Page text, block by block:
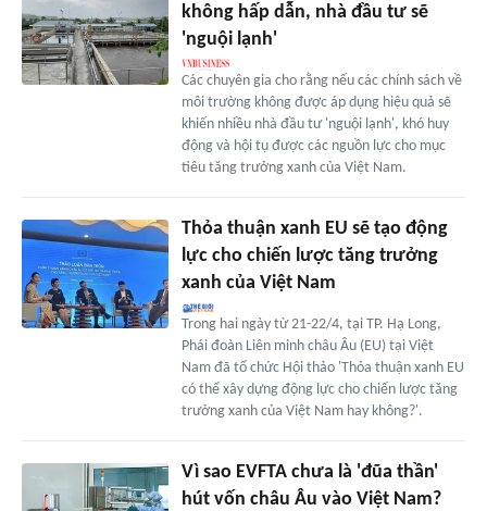
không hấp dẫn, nhà đầu tư sẽ
'nguội lạnh'
Các chuyên gia cho rằng nếu các chính sách về
môi trường không được áp dụng hiệu quả sẽ
khiến nhiều nhà đầu tư 'nguội lạnh', khó huy
động và hội tụ được các nguồn lực cho mục
tiêu tăng trưởng xanh của Việt Nam.
Thỏa thuận xanh EU sẽ tạo động
lực cho chiến lược tăng trưởng
xanh của Việt Nam
Trong hai ngày từ 21-22/4, tại TP. Hạ Long,
Phái đoàn Liên minh châu Âu (EU) tại Việt
Nam đã tổ chức Hội thảo 'Thỏa thuận xanh EU
có thể xây dựng động lực cho chiến lược tăng
trưởng xanh của Việt Nam hay không?'.
Vì sao EVFTA chưa là 'đũa thần'
hút vốn châu Âu vào Việt Nam?